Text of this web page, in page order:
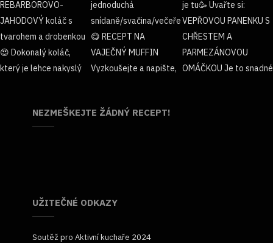
NEZMEŠKEJTE ŽÁDNÝ RECEPT!
UŽITEČNÉ ODKAZY
Soutěž pro Aktivní kuchaře 2024